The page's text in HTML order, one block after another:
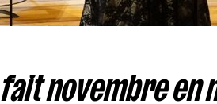
novembre en